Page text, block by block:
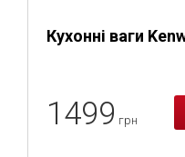
Кухонні ваги
1499 грн